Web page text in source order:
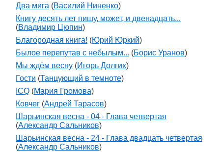
Два мига (Василий Ниненко)
Книгу десять лет пишу, может, и двенадцать...
(Владимир Цюпин)
Благородная книга! (Юрий Юркий)
Былое перепутав с небылым... (Борис Уранов)
Мы ждём весну (Игорь Долгих)
Гости (Танцующий в темноте)
ICQ (Мария Громова)
Ковчег (Андрей Тарасов)
Шарьинская весна - 04 - Глава четвертая
(Александр Сальников)
Шарьинская весна - 24 - Глава двадцать четвертая
(Александр Сальников)